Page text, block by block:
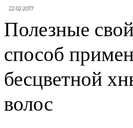
22.02.2017
Полезные
способ
бесцветной
волос